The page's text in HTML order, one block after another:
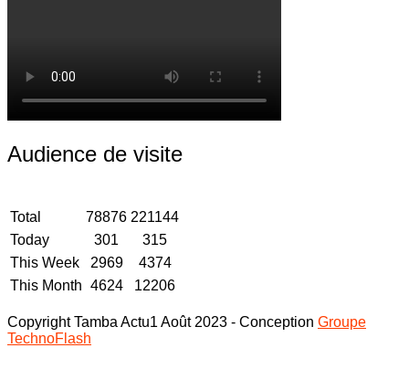
Audience de visite
Total 78876 221144
Today
301
315
This Week
2969
4374
This Month 4624 12206
Copyright Tamba Actu1 Août 2023 - Conception Groupe
TechnoFlash